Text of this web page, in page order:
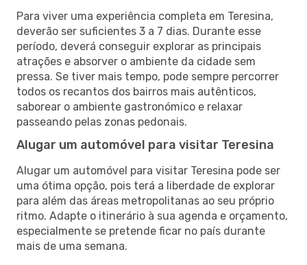
Para viver uma experiência completa em Teresina,
deverão ser suficientes 3 a 7 dias. Durante esse
período, deverá conseguir explorar as principais
atrações e absorver o ambiente da cidade sem
pressa. Se tiver mais tempo, pode sempre percorrer
todos os recantos dos bairros mais autênticos,
saborear o ambiente gastronómico e relaxar
passeando pelas zonas pedonais.
Alugar um automóvel para visitar Teresina
Alugar um automóvel para visitar Teresina pode ser
uma ótima opção, pois terá a liberdade de explorar
para além das áreas metropolitanas ao seu próprio
ritmo. Adapte o itinerário à sua agenda e orçamento,
especialmente se pretende ficar no país durante
mais de uma semana.